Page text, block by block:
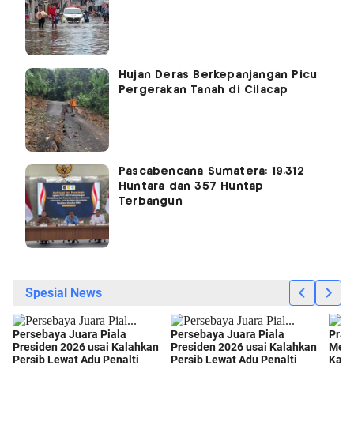
Hujan Deras Berkepanjangan Picu
Pergerakan Tanah di Cilacap
Pascabencana Sumatera: 19.312
Huntara dan 357 Huntap
Terbangun